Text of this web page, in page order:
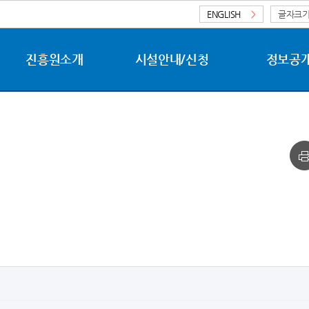
ENGLISH > 글자크
진흥원소개 시설안내/신청 정보공